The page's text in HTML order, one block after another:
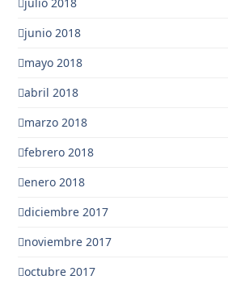
junio 2018
mayo 2018
abril 2018
marzo 2018
febrero 2018
enero 2018
diciembre 2017
noviembre 2017
octubre 2017